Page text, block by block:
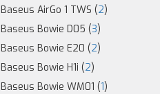
Baseus AirGo 1 TWS (2)
Baseus Bowie D05 (3)
Baseus Bowie E20 (2)
Baseus Bowie H1i (2)
Baseus Bowie WM01 (1)